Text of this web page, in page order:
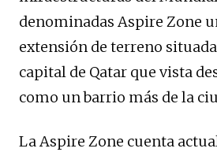
denominadas Aspire Zone
extensión de terreno
capital de Qatar que vista
como un barrio más de la
La Aspire Zone cuenta